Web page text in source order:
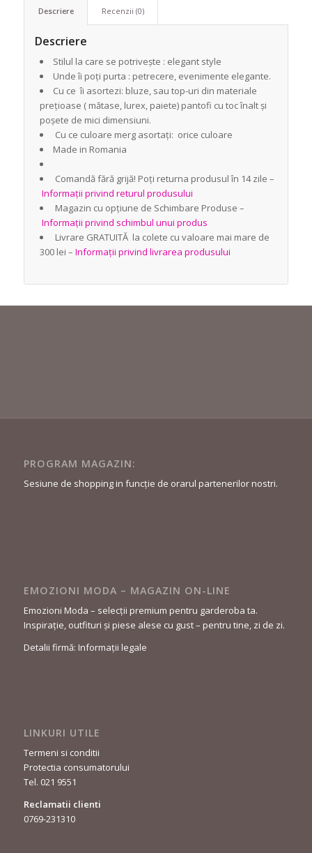
Descriere Recenzii (0)
Descriere
Stilul la care se potrivește : elegant style
Unde îi poți purta : petrecere, evenimente elegante.
Cu ce îi asortezi: bluze, sau top-uri din materiale
prețioase ( mătase, lurex, paiete) pantofi cu toc înalt și
poșete de mici dimensiuni.
Cu ce culoare merg asortați: orice culoare
Made in Romania
Comandă fără grijă! Poți returna produsul în 14 zile –
Informații privind returul produsului
Magazin cu opțiune de Schimbare Produse –
Informații privind schimbul unui produs
Livrare GRATUITĂ la colete cu valoare mai mare de
300 lei – Informații privind livrarea produsului
PROGRAM MAGAZIN:
Sesiune de shopping in funcție de orarul partenerilor nostri.
EMOZIONI MODA – MAGAZIN ON-LINE
Emozioni Moda – selecții premium pentru garderoba ta.
Inspirație, outfituri și piese alese cu gust – pentru tine, zi de zi.
Detalii firmă: Informații legale
LINKURI UTILE
Termeni si conditii
Protectia consumatorului
Tel. 021 9551
Reclamatii clienti
0769-231310